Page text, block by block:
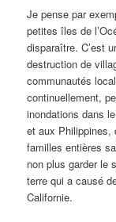
Je pense par
petites îles de
disparaître. C’est
destruction de
communautés
continuellement,
inondations dans
et aux Philippines,
familles entières
non plus garder le
terre qui a causé
Californie.